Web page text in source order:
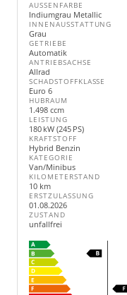
AUSSENFARBE
Indiumgrau Metallic
INNENAUSSTATTUNG
Grau
GETRIEBE
Automatik
ANTRIEBSACHSE
Allrad
SCHADSTOFFKLASSE
Euro 6
HUBRAUM
1.498 ccm
LEISTUNG
180 kW (245 PS)
KRAFTSTOFF
Hybrid Benzin
KATEGORIE
Van/Minibus
KILOMETERSTAND
10 km
ERSTZULASSUNG
01.08.2026
ZUSTAND
unfallfrei